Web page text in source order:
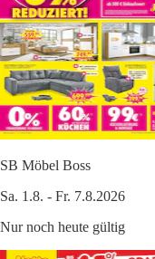
SB Möbel Boss
Sa. 1.8. - Fr. 7.8.2026
Nur noch heute gültig